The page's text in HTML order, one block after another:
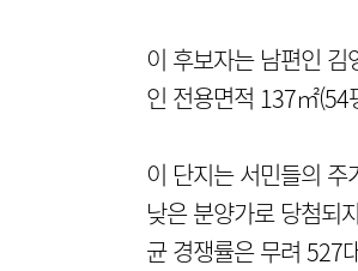
이 후보자는 남편인
인 전용면적 137㎡(54
이 단지는 서민들의
낮은 분양가로 당첨되
균 경쟁률은 무려 527